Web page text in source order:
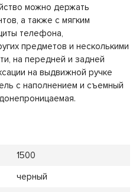
можно держать
а также с мягким
телефона,
предметов и несколькими
на передней и задней
на выдвижной ручке
с наполнением и съемный
1500
черный